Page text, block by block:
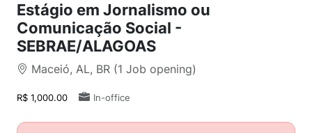
Estágio em Jornalismo ou
Comunicação Social -
SEBRAE/ALAGOAS
Maceió, AL, BR (1 Job opening)
R$ 1,000.00 In-office